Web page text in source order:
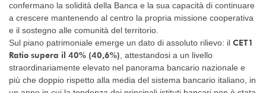
confermano la solidità della Banca e la sua capacità di continuare
a crescere mantenendo al centro la propria missione cooperativa
e il sostegno alle comunità del territorio.
Sul piano patrimoniale emerge un dato di assoluto rilievo: il CET1
Ratio supera il 40% (40,6%) , attestandosi a un livello
straordinariamente elevato nel panorama bancario nazionale e
più che doppio rispetto alla media del sistema bancario italiano, in